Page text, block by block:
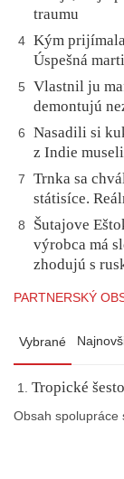
traumu
4 Kým
Úspešná
5
Vlastnil ju
demontujú
6
Nasadili si
z Indie
7
Trnka sa
státisíce.
8
Šutajove
výrobca má
zhodujú s
PARTNERSKÝ
Vybrané
Tropické
Obsah spolupráce